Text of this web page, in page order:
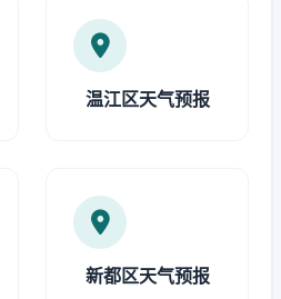
温江区天气预报
新都区天气预报